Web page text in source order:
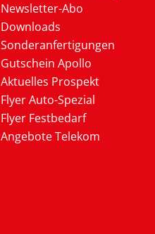
Newsletter-Abo
Downloads
Sonderanfertigungen
Gutschein Apollo
Aktuelles Prospekt
Flyer Auto-Spezial
Flyer Festbedarf
Angebote Telekom